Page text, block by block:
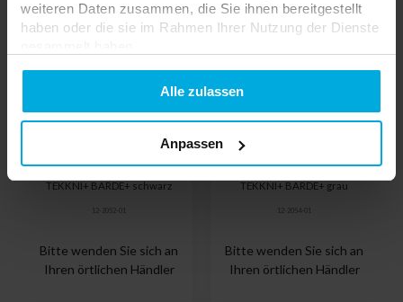
weiteren Daten zusammen, die Sie ihnen bereitgestellt
haben oder die sie im Rahmen Ihrer Nutzung der Dienste
DatenschutzerklarungAlle zulassen
Anpassen
TEKKNI+ BARDE+ schwarz
12-2052-01
Bitte wenden Sie sich an
Ihren örtlichen Händler
TEKKNI+ BARDE+ grau
12-2054-01
Bitte wenden Sie sich an
Ihren örtlichen Händler